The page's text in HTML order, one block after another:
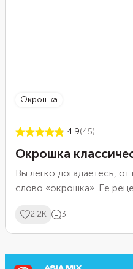
окрошка
4.9(45)
Окрошка
Вы легко догадаетесь,
слово «окрошка». Ее
процесс приготовления
состоит из нарезки
используется квас, но
2.2K 3